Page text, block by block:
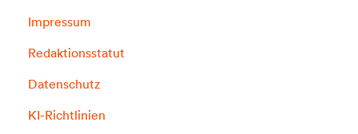
Impressum
Redaktionsstatut
Datenschutz
KI-Richtlinien